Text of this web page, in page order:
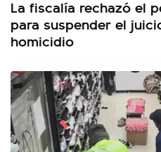
La fiscalía rechazó el
para suspender el
homicidio